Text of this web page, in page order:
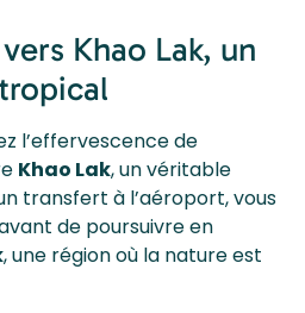
Khao Lak, un
l’effervescence de
Khao Lak, un véritable
transfert à l’aéroport, vous
de poursuivre en
, une région où la nature est